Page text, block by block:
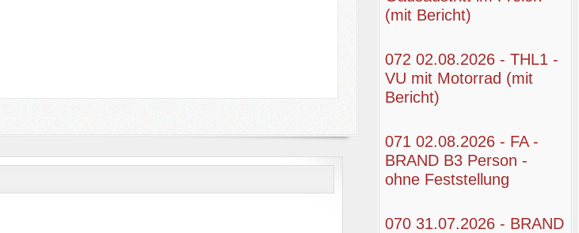
(mit Bericht)
072 02.08.2026 - THL1 -
VU mit Motorrad (mit
Bericht)
071 02.08.2026 - FA -
BRAND B3 Person -
ohne Feststellung
070 31.07.2026 - BRAND